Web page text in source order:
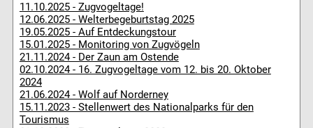
11.10.2025 - Zugvogeltage!
12.06.2025 - Welterbegeburtstag 2025
19.05.2025 - Auf Entdeckungstour
15.01.2025 - Monitoring von Zugvögeln
21.11.2024 - Der Zaun am Ostende
02.10.2024 - 16. Zugvogeltage vom 12. bis 20. Oktober
2024
21.06.2024 - Wolf auf Norderney
15.11.2023 - Stellenwert des Nationalparks für den
Tourismus